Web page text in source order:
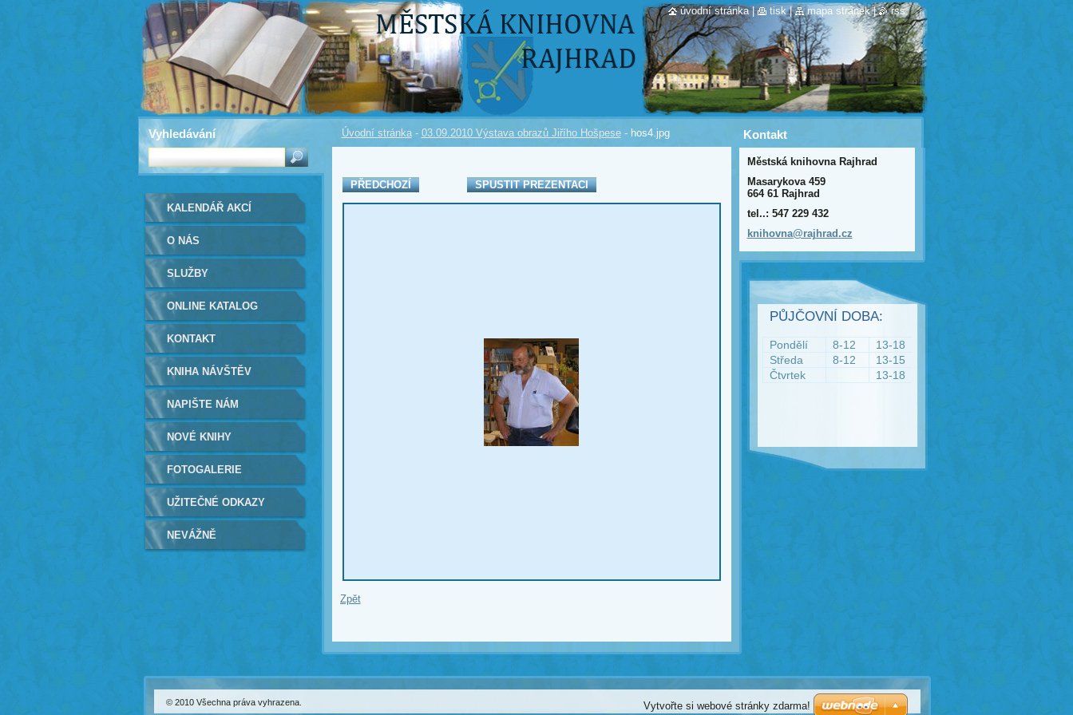
Úvodní stránka - 03.09.2010 Výstava obrazů Jiřího Hošpese - hos4.jpg
PŘEDCHOZÍ SPUSTIT PREZENTACI
Zpět
KALENDÁŘ AKCÍ
O NÁS
SLUŽBY
ONLINE KATALOG
KONTAKT
KNIHA NÁVŠTĚV
NAPIŠTE NÁM
NOVÉ KNIHY
FOTOGALERIE
UŽITEČNÉ ODKAZY
NEVÁŽNĚ
Kontakt
Městská knihovna Rajhrad
Masarykova 459
664 61 Rajhrad
tel..: 547 229 432
knihovna@rajhrad .cz
PŮJČOVNÍ DOBA:
Pondělí 8-12
13-18
Středa
8-12
13-15
Čtvrtek
13-18
Vyhledávání
úvodní stránka | tisk | mapa stránek | rss
© 2010 Všechna práva vyhrazena. Vytvořte si webové stránky zdarma!